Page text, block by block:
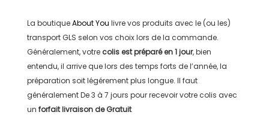
La boutiqueAbout You livre vos produits avec le (ou les)
transportGLS selon vos choix lors de la commande.
Généralement, votre colis est préparé en1 jour, bien
entendu, il arrive que lors des temps forts de l’année, la
préparation soit légérement plus longue. Il faut
généralementDe 3 à 7 jours pour recevoir votre colis avec
un forfait livraison deGratuit